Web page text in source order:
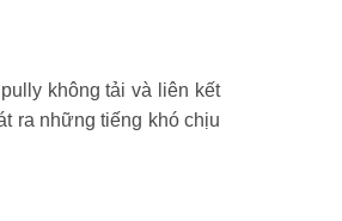
không tải và liên kết
ra những tiếng khó chịu